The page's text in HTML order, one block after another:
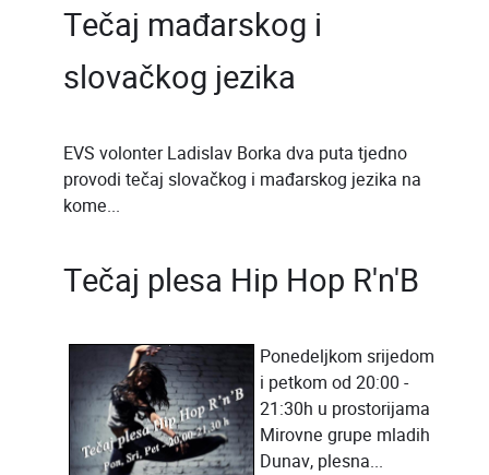
Tečaj mađarskog i
slovačkog jezika
EVS volonter Ladislav Borka dva puta tjedno
provodi tečaj slovačkog i mađarskog jezika na
kome...
Tečaj plesa Hip Hop R'n'B
Ponedeljkom srijedom
i petkom od 20:00 -
21:30h u prostorijama
Mirovne grupe mladih
Dunav, plesna...